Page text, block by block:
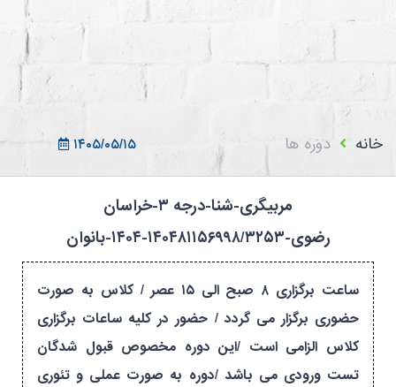
۱۴۰۵/۰۵/۱۵
خانه دوره ها
مربیگری-شنا-درجه ۳-خراسان
رضوی-۱۴۰۴۸۱۱۵۶۹۹۸/۳۲۵۳-۱۴۰۴-بانوان
ساعت برگزاری ۸ صبح الی ۱۵ عصر / کلاس به صورت
حضوری برگزار می گردد / حضور در کلیه ساعات برگزاری
کلاس الزامی است /این دوره مخصوص قبول شدگان
تست ورودی می باشد /دوره به صورت عملی و تئوری